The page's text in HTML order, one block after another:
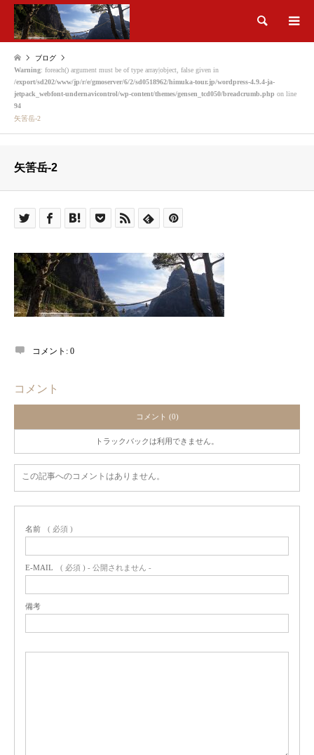
検索
ブログ
Warning: foreach() argument must be of type array|object, false given in
/export/sd202/www/jp/r/e/gmoserver/6/2/sd0518962/himuka-tour.jp/wordpress-4.9.4-ja-
jetpack_webfont-undernavicontrol/wp-content/themes/gensen_tcd050/breadcrumb.php on line
94
矢筈岳-2
矢筈岳-2
コメント: 0
コメント
コメント (0)
トラックバックは利用できません。
この記事へのコメントはありません。
名前 ( 必須 )
E-MAIL ( 必須 ) - 公開されません -
備考